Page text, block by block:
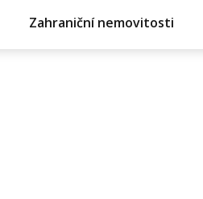
Zahraniční nemovitosti